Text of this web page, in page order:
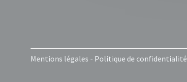
Mentions légales - Politique de confidentialité